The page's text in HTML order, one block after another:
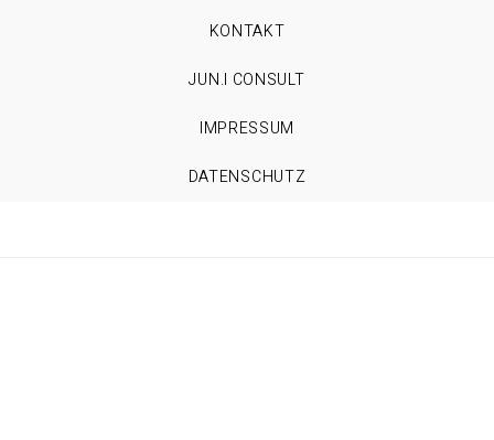
KONTAKT
JUN.I CONSULT
IMPRESSUM
DATENSCHUTZ